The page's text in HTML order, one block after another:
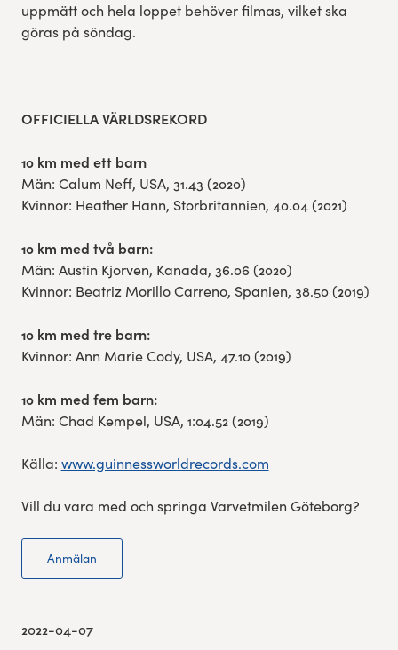
uppmätt och hela loppet behöver filmas, vilket ska
göras på söndag.
OFFICIELLA VÄRLDSREKORD
10 km med ett barn
Män: Calum Neff, USA, 31.43 (2020)
Kvinnor: Heather Hann, Storbritannien, 40.04 (2021)
10 km med två barn:
Män: Austin Kjorven, Kanada, 36.06 (2020)
Kvinnor: Beatriz Morillo Carreno, Spanien, 38.50 (2019)
10 km med tre barn:
Kvinnor: Ann Marie Cody, USA, 47.10 (2019)
10 km med fem barn:
Män: Chad Kempel, USA, 1:04.52 (2019)
Källa: www.guinnessworldrecords.com
Vill du vara med och springa Varvetmilen Göteborg?
Anmälan
2022-04-07